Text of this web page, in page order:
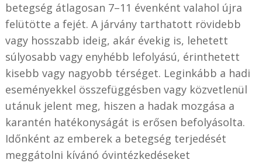
betegség átlagosan 7–11 évenként valahol újra
felütötte a fejét. A járvány tarthatott rövidebb
vagy hosszabb ideig, akár évekig is, lehetett
súlyosabb vagy enyhébb lefolyású, érinthetett
kisebb vagy nagyobb térséget. Leginkább a hadi
eseményekkel összefüggésben vagy közvetlenül
utánuk jelent meg, hiszen a hadak mozgása a
karantén hatékonyságát is erősen befolyásolta.
Időnként az emberek a betegség terjedését
meggátolni kívánó óvintézkedéseket